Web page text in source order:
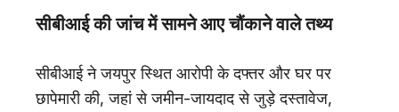
सीबीआई की जांच में सामने आए चौंकाने वाले तथ्य
सीबीआई ने जयपुर स्थित आरोपी के दफ्तर और घर पर
छापेमारी की, जहां से जमीन-जायदाद से जुड़े दस्तावेज,